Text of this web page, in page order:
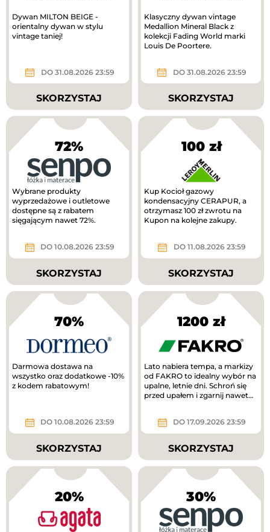
Dywan MILTON BEIGE -
orientalny dywan w stylu
vintage taniej!
DO 31.08.2026 23:59
SKORZYSTAJ
Klasyczny dywan vintage
Medallion Mineral Black z
kolekcji Fading World marki
Louis De Poortere.
DO 31.08.2026 23:59
SKORZYSTAJ
72%
Wybrane produkty
wyprzedażowe i outletowe
dostępne są z rabatem
sięgającym nawet 72%.
DO 10.08.2026 23:59
SKORZYSTAJ
100 zł
Kup Kocioł gazowy
kondensacyjny CERAPUR, a
otrzymasz 100 zł zwrotu na
Kupon na kolejne zakupy.
DO 11.08.2026 23:59
SKORZYSTAJ
70%
Darmowa dostawa na
wszystko oraz dodatkowe -10%
z kodem rabatowym!
DO 10.08.2026 23:59
SKORZYSTAJ
1200 zł
Lato nabiera tempa, a markizy
od FAKRO to idealny wybór na
upalne, letnie dni. Schroń się
przed upałem i zgarnij nawet
DO 17.09.2026 23:59
SKORZYSTAJ
20% 30%